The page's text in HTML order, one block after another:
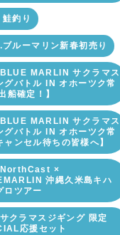
釣り
ルーマリン新春初売り
MARLIN サクラマス
グバトル IN オホーツク常
船確定！】
MARLIN サクラマス
グバトル IN オホーツク常
ャンセル待ちの皆様へ】
×
沖縄久米島キハ
ロツアー
クラマスジギング 限定
応援セット